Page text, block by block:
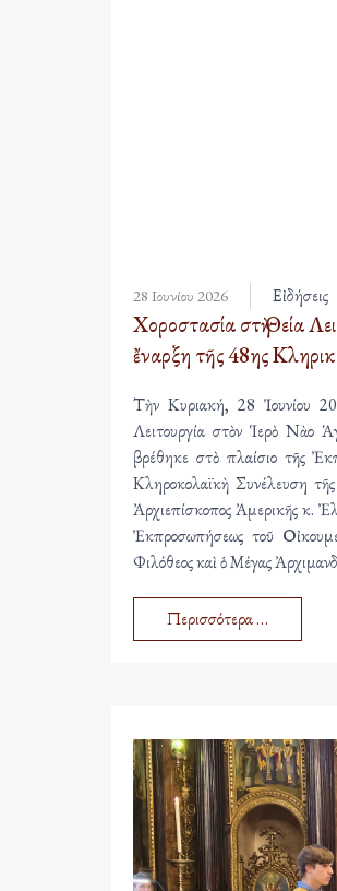
28 Ιουνίου 2026 Εἰδήσεις
Xοροστασία στὴ Θεία
ἔναρξη τῆς 48ης
Τὴν Κυριακή, 28 Ἰουνίου
Λειτουργία στὸν Ἱερὸ Νὰο
βρέθηκε στὸ πλαίσιο τῆς
Κληροκολαϊκὴ Συνέλευση
Ἀρχιεπίσκοπος Ἀμερικῆς κ.
Ἐκπροσωπήσεως τοῦ
Φιλόθεος καὶ ὁ Μέγας
Περισσότερα …